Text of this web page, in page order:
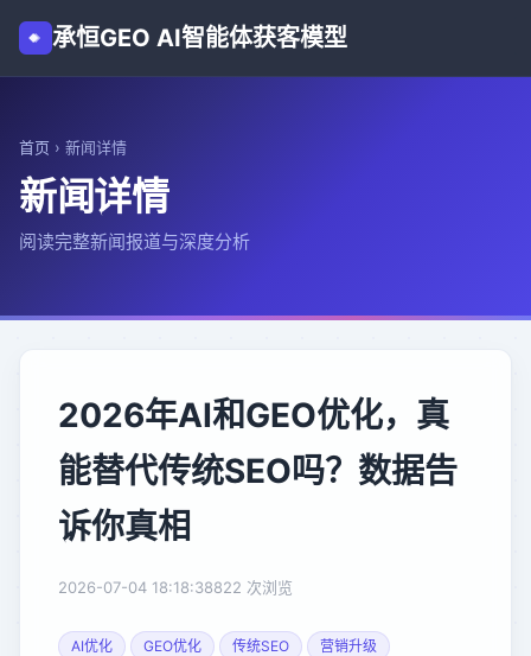
承恒GEO AI智能体获客模型
首页 › 新闻详情
新闻详情
阅读完整新闻报道与深度分析
2026年AI和GEO优化，真
能替代传统SEO吗？数据告
诉你真相
2026-07-04 18:18:38822 次浏览
AI优化 GEO优化 传统SEO
营销升级